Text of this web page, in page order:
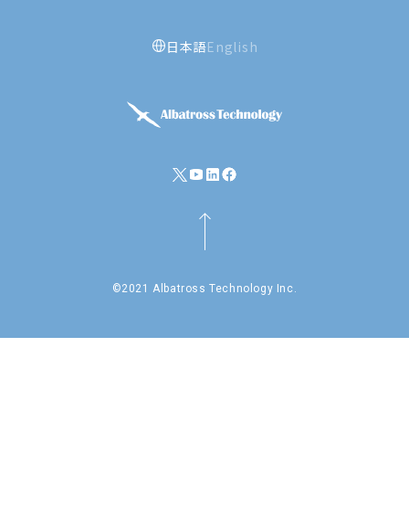
日本語English
©2021 Albatross Technology Inc.